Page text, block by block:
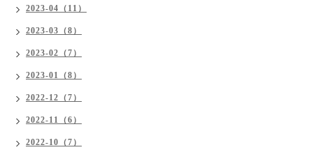
2023-04（11）
2023-03（8）
2023-02（7）
2023-01（8）
2022-12（7）
2022-11（6）
2022-10（7）